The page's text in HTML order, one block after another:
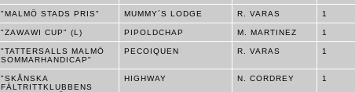
"MALMÖ STADS PRIS" MUMMY´S LODGE R. VARAS 1
"ZAWAWI CUP" (L) PIPOLDCHAP M. MARTINEZ 1
"TATTERSALLS MALMÖ
SOMMARHANDICAP"
PECOIQUEN R. VARAS 1
"SKÅNSKA
FÄLTRITTKLUBBENS
HIGHWAY N. CORDREY 1